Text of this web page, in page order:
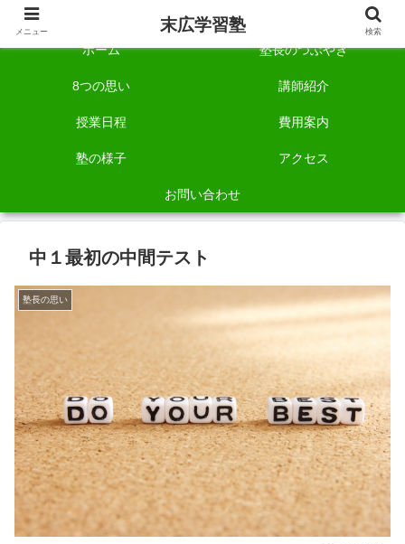
自称「一宮でいちばん塾で勉強させる塾」です。
ホーム 塾長のつぶやき
8つの思い 講師紹介
授業日程 費用案内
塾の様子 アクセス
お問い合わせ
中１最初の中間テスト
塾長の思い
メニュー 末広学習塾 検索